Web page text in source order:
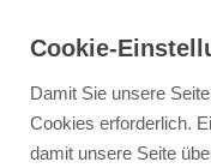
Cookie-
Damit Sie unsere
Cookies erforderlich.
damit unsere Seite